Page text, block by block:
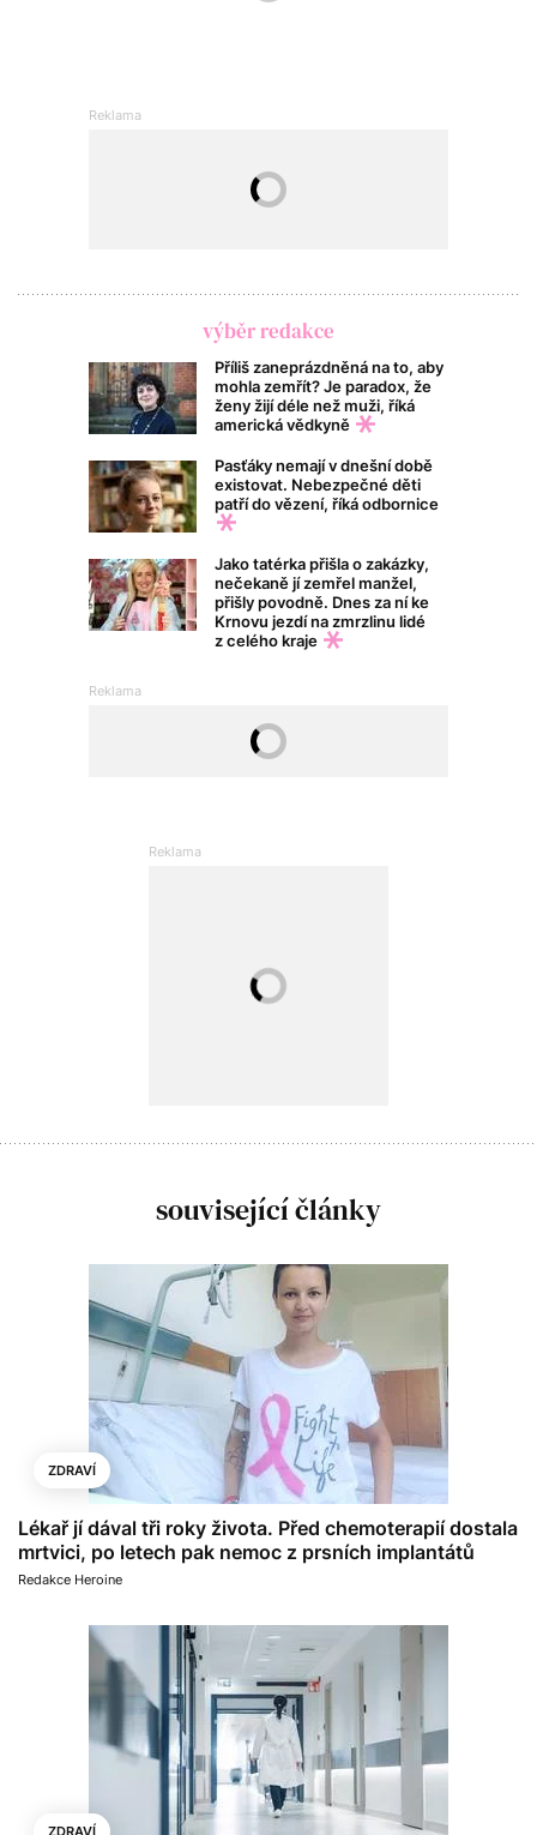
výběr redakce
Příliš zaneprázdněná na to, aby
mohla zemřít? Je paradox, že
ženy žijí déle než muži, říká
americká vědkyně
Pasťáky nemají v dnešní době
existovat. Nebezpečné děti
patří do vězení, říká odbornice
Jako tatérka přišla o zakázky,
nečekaně jí zemřel manžel,
přišly povodně. Dnes za ní ke
Krnovu jezdí na zmrzlinu lidé
z celého kraje
související články
ZDRAVÍ
Lékař jí dával tři roky života. Před chemoterapií dostala
mrtvici, po letech pak nemoc z prsních implantátů
Redakce Heroine
ZDRAVÍ